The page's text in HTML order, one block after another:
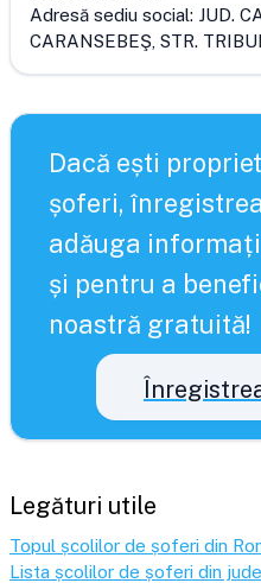
Adresă sediu social: JUD.
CARANSEBEŞ, STR.
Dacă ești
șoferi,
adăuga
și pentru a
noastră gratuită!
Legături utile
Topul școlilor de șoferi din
Lista școlilor de șoferi din